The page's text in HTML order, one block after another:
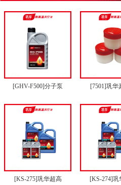
[GHV-F500]分子泵 [7501]巩华
[KS-275]巩华超高 [KS-274]巩